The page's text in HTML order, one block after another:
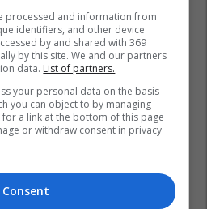
processed and information from
identifiers, and other device
by and shared with 369
by this site. We and our partners
data. List of partners.
your personal data on the basis
you can object to by managing
a link at the bottom of this page
or withdraw consent in privacy
Consent